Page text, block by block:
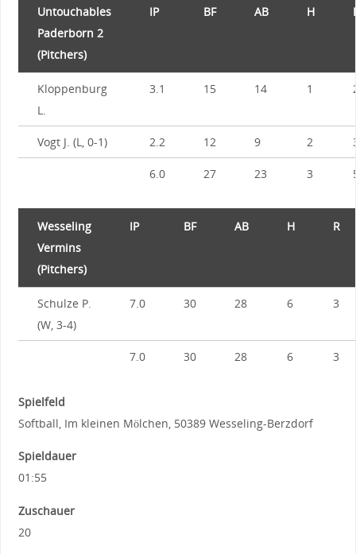
Untouchables
Paderborn 2
(Pitchers)
IP BF AB H
Kloppenburg
L.
3.1 15 14 1
Vogt J. (L, 0-1) 2.2 12 9 2
6.0 27 23 3
Wesseling
Vermins
(Pitchers)
IP BF AB H R
Schulze P.
(W, 3-4)
7.0 30 28 6 3
7.0 30 28 6 3
Spielfeld
Softball, Im kleinen Mölchen, 50389 Wesseling-Berzdorf
Spieldauer
01:55
Zuschauer
20